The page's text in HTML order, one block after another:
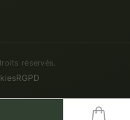
réservés.
RGPD